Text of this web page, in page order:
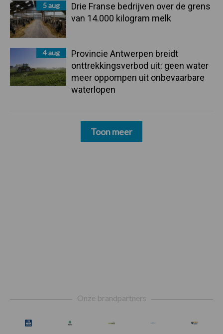
5 aug
Drie Franse bedrijven over de grens
van 14.000 kilogram melk
4 aug
Provincie Antwerpen breidt
onttrekkingsverbod uit: geen water
meer oppompen uit onbevaarbare
waterlopen
Toon meer
Onze brandpartners